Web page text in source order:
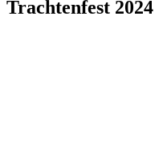
Trachtenfest 2024